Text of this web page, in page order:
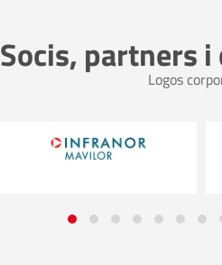
Socis, partners i
Logos